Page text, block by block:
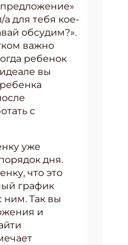
для тебя кое-
обсудим?».
важно
ребенок
вы
с
уже
дня.
что это
график
ним. Так вы
и